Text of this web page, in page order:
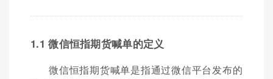
1.1 微信恒指期货喊单的定义
微信恒指期货喊单是指通过微信平台发布的